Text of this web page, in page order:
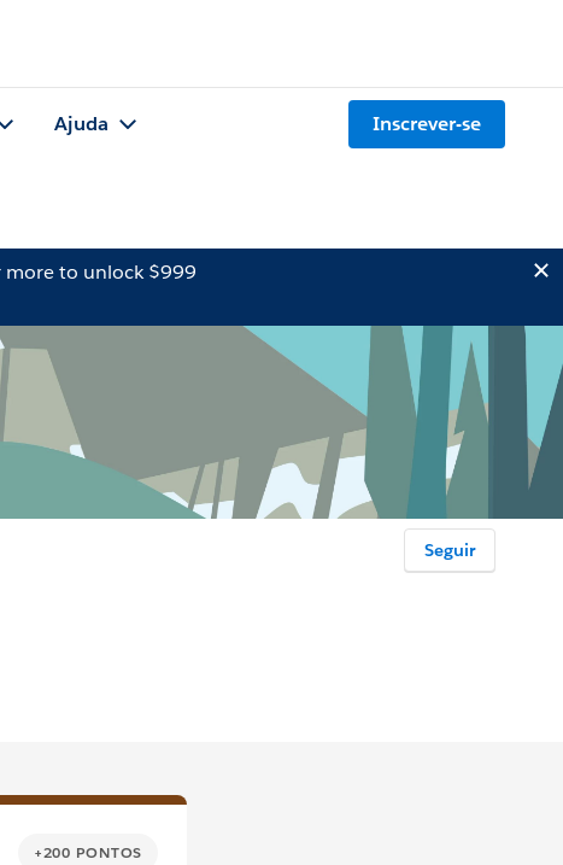
Ajuda Inscrever-se
more to unlock $999
Seguir
+200 PONTOS